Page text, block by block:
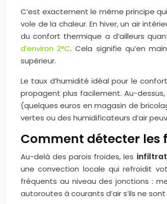
C’est exactement le même principe
vole de la chaleur. En hiver, un air
du confort thermique a d’ailleurs
d’environ 2°C. Cela signifie qu’en
supérieur.
Le taux d’humidité idéal pour le
propagent plus facilement. Au-
(quelques euros en magasin de
vertes ou des humidificateurs d’air
Comment détecter les
Au-delà des parois froides, les
une convection locale qui refroidit
fréquents au niveau des jonctions :
autoroutes à courants d’air s’ils ne